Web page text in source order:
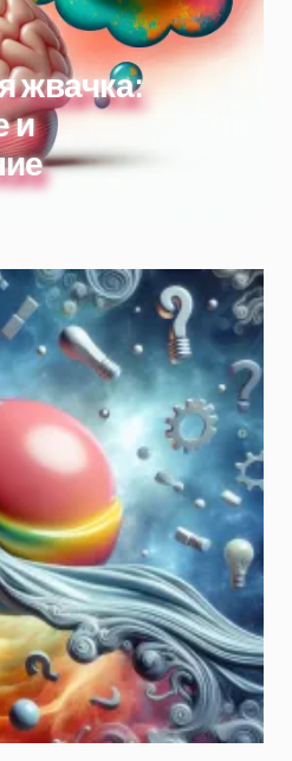
жвачка:
и